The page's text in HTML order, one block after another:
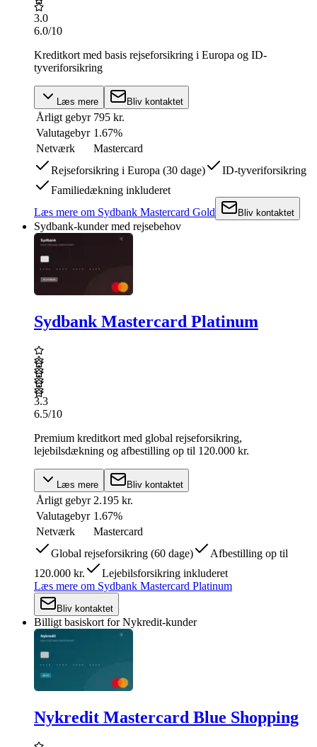
3.0
6.0/10
Kreditkort med basis rejseforsikring i Europa og ID-
tyveriforsikring
Læs mere Bliv kontaktet
Årligt gebyr 795 kr.
Valutagebyr 1.67%
Netværk
Mastercard
Rejseforsikring i Europa (30 dage)
ID-tyveriforsikring
Familiedækning inkluderet
Læs mere om Sydbank Mastercard Gold Bliv kontaktet
Sydbank-kunder med rejsebehov
Sydbank Mastercard Platinum
3.3
6.5/10
Premium kreditkort med global rejseforsikring,
lejebilsdækning og afbestilling op til 120.000 kr.
Læs mere Bliv kontaktet
Årligt gebyr 2.195 kr.
Valutagebyr 1.67%
Netværk
Mastercard
Global rejseforsikring (60 dage)
Afbestilling op til
120.000 kr.
Lejebilsforsikring inkluderet
Læs mere om Sydbank Mastercard Platinum
Bliv kontaktet
Billigt basiskort for Nykredit-kunder
Nykredit Mastercard Blue Shopping